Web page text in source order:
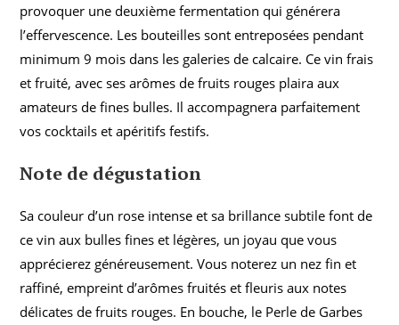
provoquer une deuxième fermentation qui générera
l’effervescence. Les bouteilles sont entreposées pendant
minimum 9 mois dans les galeries de calcaire. Ce vin frais
et fruité, avec ses arômes de fruits rouges plaira aux
amateurs de fines bulles. Il accompagnera parfaitement
vos cocktails et apéritifs festifs.
Note de dégustation
Sa couleur d’un rose intense et sa brillance subtile font de
ce vin aux bulles fines et légères, un joyau que vous
apprécierez généreusement. Vous noterez un nez fin et
raffiné, empreint d’arômes fruités et fleuris aux notes
délicates de fruits rouges. En bouche, le Perle de Garbes